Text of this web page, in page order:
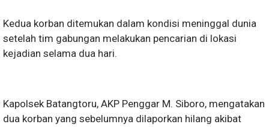
Kedua korban ditemukan dalam kondisi meninggal dunia
setelah tim gabungan melakukan pencarian di lokasi
kejadian selama dua hari.
Kapolsek Batangtoru, AKP Penggar M. Siboro, mengatakan
dua korban yang sebelumnya dilaporkan hilang akibat